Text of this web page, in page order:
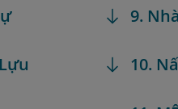
9.
10.